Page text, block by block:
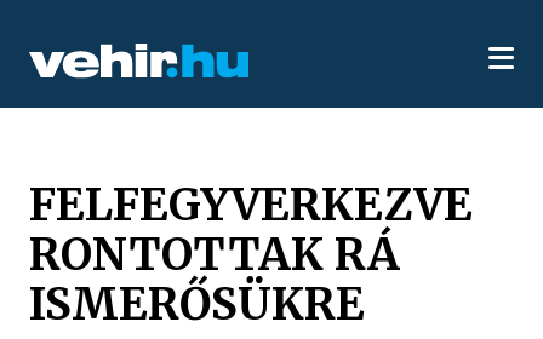
FELFEGYVERKEZVE
RONTOTTAK RÁ
ISMERŐSÜKRE